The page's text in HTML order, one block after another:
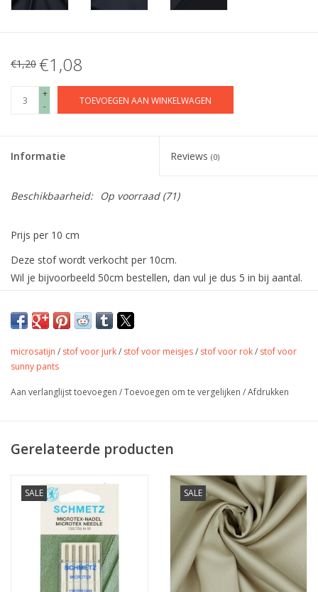
€1,20 €1,08
+
-
TOEVOEGEN AAN WINKELWAGEN
Informatie Reviews (0)
Beschikbaarheid: Op voorraad(71)
Prijs per 10 cm
Deze stof wordt verkocht per 10cm.
Wil je bijvoorbeeld 50cm bestellen, dan vul je dus 5 in bij aantal.
Mooie soepelvallende satijnachtige stof.
Een effen stof met dat tikkeltje meer!
Ook geschikt als voeringstof voor jassen en blazers.
Kleur
donker blauw
Stofbreedte
145 cm
Samenstelling 100% pl – Royal Micro Satijn
Gewicht
130 gr/m2
Toepassing
jurk, rok, broek, sjaals,
accessoires,…
microsatijn / stof voor jurk/ stof voor meisjes/ stof voor rok/ stof voor
sunny pants
Aan verlanglijst toevoegen /Toevoegen om te vergelijken /Afdrukken
Gerelateerde producten
SALE SALE